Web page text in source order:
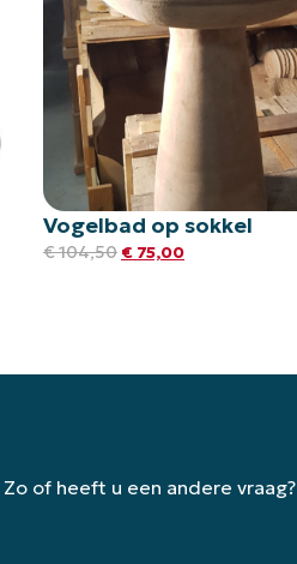
Vogelbad op sokkel
€104,50 € 75,00
of heeft u een andere vraag?